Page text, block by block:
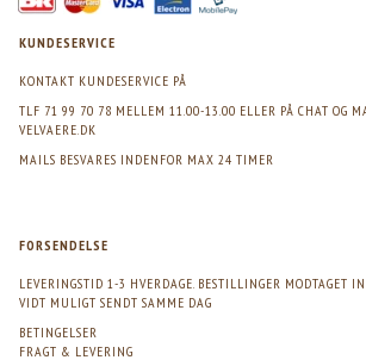
KUNDESERVICE
KONTAKT KUNDESERVICE PÅ
TLF 71 99 70 78 MELLEM 11.00-13.00 ELLER PÅ CHAT OG
VELVAERE.DK
MAILS BESVARES INDENFOR MAX 24 TIMER
FORSENDELSE
LEVERINGSTID 1-3 HVERDAGE. BESTILLINGER MODTAGET
VIDT MULIGT SENDT SAMME DAG
BETINGELSER
FRAGT & LEVERING